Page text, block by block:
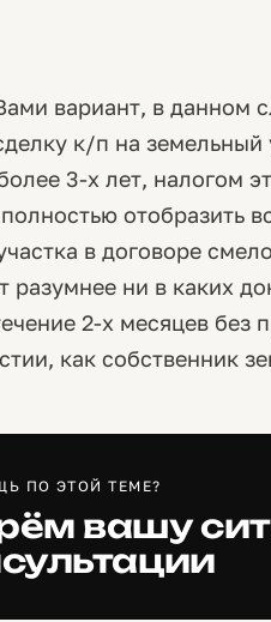
вариант, в данном
к/п на земельный
3-х лет, налогом
отобразить
в договоре
разумнее ни в каких
2-х месяцев без
как собственник
ПО ЭТОЙ ТЕМЕ?
вашу